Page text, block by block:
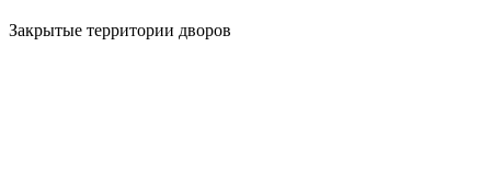
Закрытые территории дворов